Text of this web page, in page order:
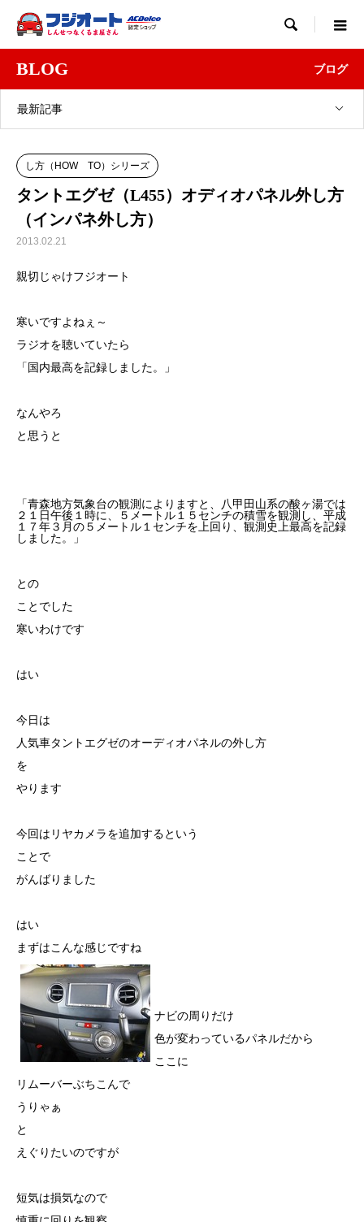

BLOG ブログ
最新記事
し方（HOW TO）シリーズ
タントエグゼ（L455）オディオパネル外し方
（インパネ外し方）
2013.02.21
親切じゃけフジオート
寒いですよねぇ～
ラジオを聴いていたら
「国内最高を記録しました。」
なんやろ
と思うと
「青森地方気象台の観測によりますと、八甲田山系の酸ヶ湯では
２１日午後１時に、５メートル１５センチの積雪を観測し、平成
１７年３月の５メートル１センチを上回り、観測史上最高を記録
しました。」
との
ことでした
寒いわけです
はい
今日は
人気車タントエグゼのオーディオパネルの外し方
を
やります
今回はリヤカメラを追加するという
ことで
がんばりました
はい
まずはこんな感じですね
ナビの周りだけ
色が変わっているパネルだから
ここに
リムーバーぶちこんで
うりゃぁ
と
えぐりたいのですが
短気は損気なので